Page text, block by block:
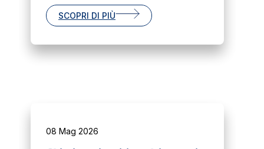
SCOPRI DI PIÙ
08 Mag 2026